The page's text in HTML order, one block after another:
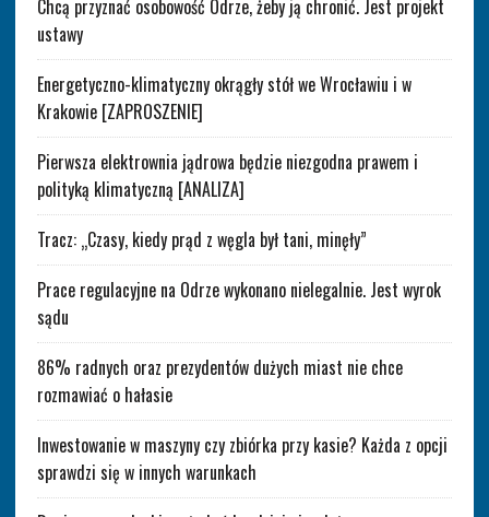
Chcą przyznać osobowość Odrze, żeby ją chronić. Jest projekt
ustawy
Energetyczno-klimatyczny okrągły stół we Wrocławiu i w
Krakowie [ZAPROSZENIE]
Pierwsza elektrownia jądrowa będzie niezgodna prawem i
polityką klimatyczną [ANALIZA]
Tracz: „Czasy, kiedy prąd z węgla był tani, minęły”
Prace regulacyjne na Odrze wykonano nielegalnie. Jest wyrok
sądu
86% radnych oraz prezydentów dużych miast nie chce
rozmawiać o hałasie
Inwestowanie w maszyny czy zbiórka przy kasie? Każda z opcji
sprawdzi się w innych warunkach